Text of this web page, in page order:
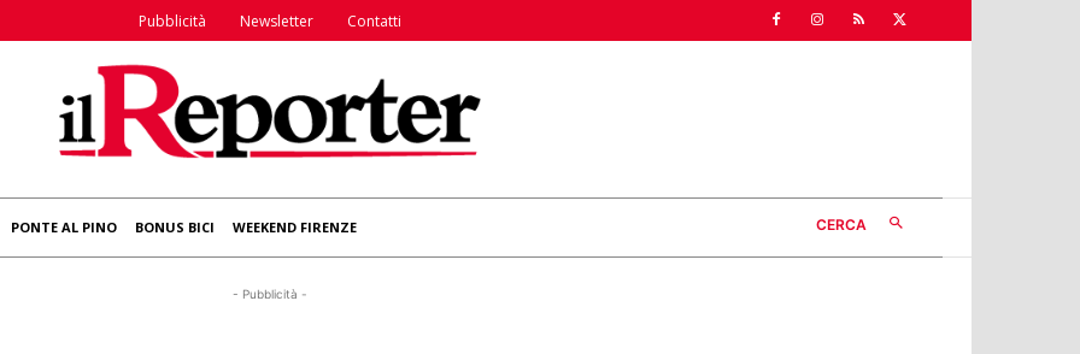
Pubblicità Newsletter Contatti
PONTE AL PINO BONUS BICI WEEKEND FIRENZE CERCA
- Pubblicità -